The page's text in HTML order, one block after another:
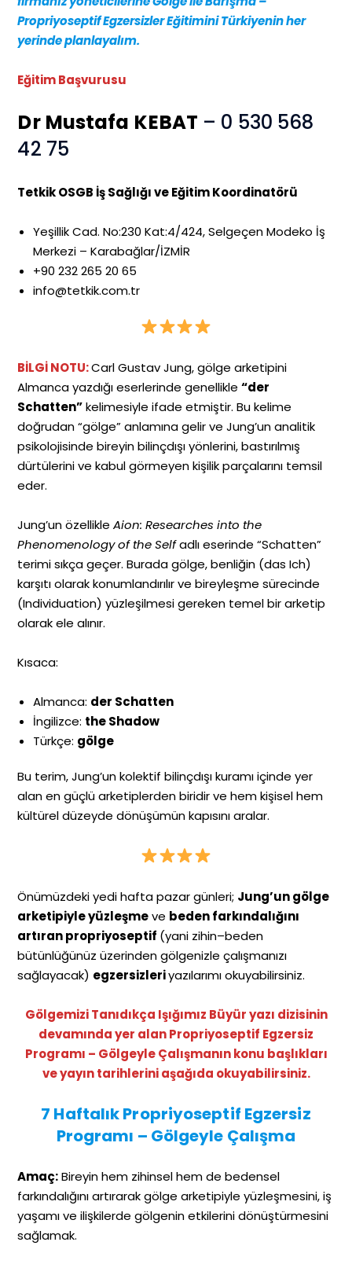
Propriyoseptif EgzersizlerEğitimini Türkiyenin her
yerinde planlayalım.
Eğitim Başvurusu
Dr Mustafa KEBAT – 0 530 568
42 75
Tetkik OSGB İş Sağlığı ve Eğitim Koordinatörü
Yeşillik Cad. No:230 Kat:4/424, Selgeçen Modeko İş
Merkezi – Karabağlar/İZMİR
+90 232 265 20 65
info@tetkik.com.tr
BİLGİ NOTU:Carl Gustav Jung, gölge arketipini
Almanca yazdığı eserlerinde genellikle“der
Schatten”kelimesiyle ifade etmiştir. Bu kelime
doğrudan “gölge” anlamına gelir ve Jung’un analitik
psikolojisinde bireyin bilinçdışı yönlerini, bastırılmış
dürtülerini ve kabul görmeyen kişilik parçalarını temsil
eder.
Jung’un özellikleAion: Researches into the
Phenomenology of the Selfadlı eserinde “Schatten”
terimi sıkça geçer. Burada gölge, benliğin (das Ich)
karşıtı olarak konumlandırılır ve bireyleşme sürecinde
(Individuation) yüzleşilmesi gereken temel bir arketip
olarak ele alınır.
Kısaca:
Almanca: der Schatten
İngilizce: the Shadow
Türkçe: gölge
Bu terim, Jung’un kolektif bilinçdışı kuramı içinde yer
alan en güçlü arketiplerden biridir ve hem kişisel hem
kültürel düzeyde dönüşümün kapısını aralar.
Önümüzdeki yedi hafta pazar günleri; Jung’un gölge
arketipiyle yüzleşmeve beden farkındalığını
artıran propriyoseptif (yani zihin–beden
bütünlüğünüz üzerinden gölgenizle çalışmanızı
sağlayacak) egzersizleriyazılarımı okuyabilirsiniz.
Gölgemizi Tanıdıkça Işığımız Büyür yazı dizisinin
devamında yer alan Propriyoseptif Egzersiz
Programı – Gölgeyle Çalışmanın konu başlıkları
ve yayın tarihlerini aşağıda okuyabilirsiniz.
7 Haftalık Propriyoseptif Egzersiz
Programı – Gölgeyle Çalışma
Amaç:Bireyin hem zihinsel hem de bedensel
farkındalığını artırarak gölge arketipiyle yüzleşmesini, iş
yaşamı ve ilişkilerde gölgenin etkilerini dönüştürmesini
sağlamak.